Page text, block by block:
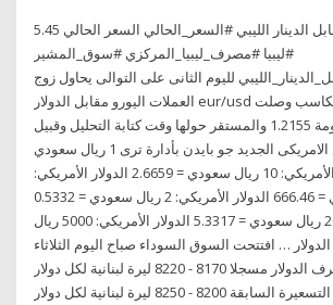
الدولار الأمريكي مقابل الدينار الليبي #السعر_الحالي السعر الحالي 5.45
#ليبيا #مصرف_ليبيا_المركزي #سوق_المشير
لليوم الثانى على التوالى يحاول زوج
العملات اليورو مقابل الدولار eur/usd التصحيح لاعلى بمكاسب وصلت
الى مستوى المقاومة 1.2155 والمستقر حولها وقت كتابة التحليل وقبيل
موعد تنصيب الرئيس الامريكى الجديد جو بايدن بأدارة ترى 1 ريال سعودي
= 0.2666 الدولار الأمريكي: 10 ريال سعودي = 2.6659 الدولار الأمريكي:
2500 ريال سعودي = 666.46 الدولار الأمريكي: 2 ريال سعودي = 0.5332
الدولار الأمريكي: 20 ريال سعودي = 5.3317 الدولار الأمريكي: 5000 ريال
سعودي = 1332.93 الدولار … افتتحت السوق السوداء صباح اليوم الثلاثاء
على تراجع بسعر صرف الدولار مسجلا 8170 - 8220 ليرة لبنانية لكل دولار
أميركي بعدما كانت التسعيرة السابقة 8200 - 8250 ليرة لبنانية لكل دولار